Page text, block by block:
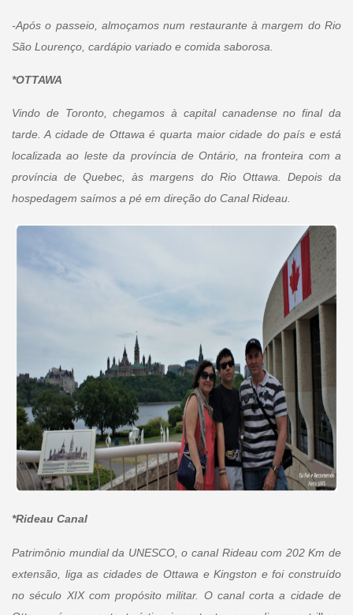
-Após o passeio, almoçamos num restaurante à margem do Rio
São Lourenço, cardápio variado e comida saborosa.
*OTTAWA
Vindo de Toronto, chegamos à capital canadense no final da
tarde. A cidade de Ottawa é quarta maior cidade do país e está
localizada ao leste da província de Ontário, na fronteira com a
província de Quebec, às margens do Rio Ottawa. Depois da
hospedagem saímos a pé em direção do Canal Rideau.
*Rideau Canal
Patrimônio mundial da UNESCO, o canal Rideau com 202 Km de
extensão, liga as cidades de Ottawa e Kingston e foi construído
no século XIX com propósito militar. O canal corta a cidade de